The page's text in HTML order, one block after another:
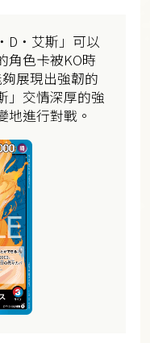
D・艾斯」可以
角色卡被KO時
展現出強韌的
」交情深厚的強
地進行對戰。